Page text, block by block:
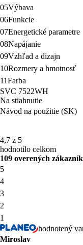
05Výbava
06Funkcie
07Energetické parametre
08Napájanie
09Vzhľad a dizajn
10Rozmery a hmotnosť
11Farba
SVC 7522WH
Na stiahnutie
Návod na použitie (SK)
4,7 z 5
hodnotilo celkom
109 overených
5
4
3
2
1
hodnotený
Miroslav